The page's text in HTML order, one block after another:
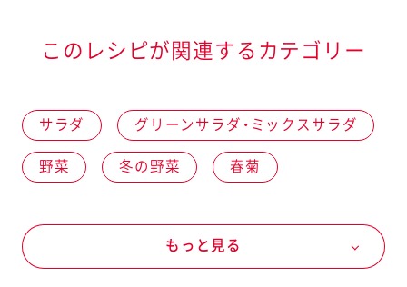
このレシピが関連するカテゴリー
サラダ グリーンサラダ・ミックスサラダ
野菜 冬の野菜 春菊
肉類 肉加工品
もっと見る